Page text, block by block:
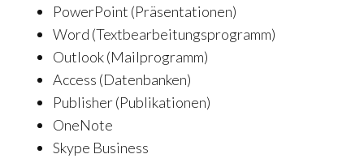
PowerPoint (Präsentationen)
Word (Textbearbeitungsprogramm)
Outlook (Mailprogramm)
Access (Datenbanken)
Publisher (Publikationen)
OneNote
Skype Business